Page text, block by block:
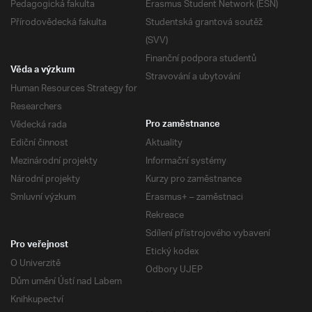
Pedagogická fakulta
Přírodovědecká fakulta
Erasmus Student Network (ESN)
Studentská grantová soutěž
(SVV)
Finanční podpora studentů
Stravování a ubytování
Věda a výzkum
Human Resources Strategy for
Researchers
Vědecká rada
Ediční činnost
Mezinárodní projekty
Národní projekty
Smluvní výzkum
Pro zaměstnance
Aktuality
Informační systémy
Kurzy pro zaměstnance
Erasmus+ – zaměstnaci
Rekreace
Sdílení přístrojového vybavení
Etický kodex
Odbory UJEP
Pro veřejnost
O Univerzitě
Dům umění Ústí nad Labem
Knihkupectví